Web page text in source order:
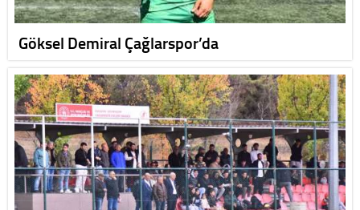
Göksel Demiral Çağlarspor’da